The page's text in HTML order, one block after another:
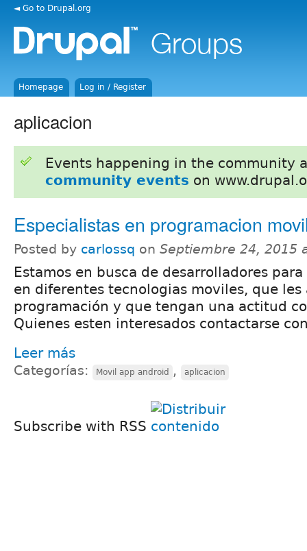
◄ Go to Drupal.org
Homepage Log in / Register
aplicacion
Events happening in the community
community events on
Especialistas en programacion
Posted by carlossq on Septiembre 24, 2015
Estamos en busca de desarrolladores
en diferentes tecnologias moviles, que les
programación y que tengan una actitud
Quienes esten interesados contactarse
Leer más
Categorías: Movil app android , aplicacion
Subscribe with RSS